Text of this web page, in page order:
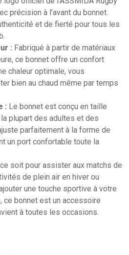
précision à l’avant du bonnet.
et de fierté pour tous les
: Fabriqué à partir de matériaux
ce bonnet offre un confort
chaleur optimale, vous
bien au chaud même par temps
: Le bonnet est conçu en taille
plupart des adultes et des
parfaitement à la forme de
un port confortable toute la
soit pour assister aux matchs de
de plein air en hiver ou
une touche sportive à votre
ce bonnet est un accessoire
à toutes les occasions.